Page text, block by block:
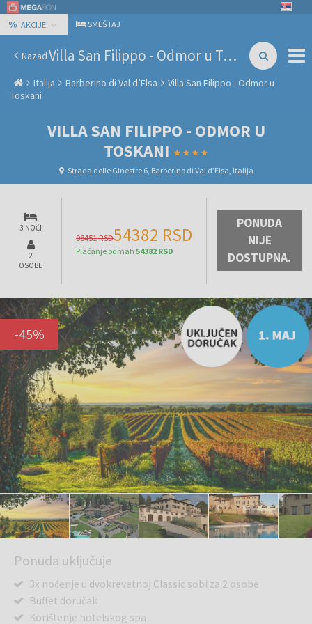
% AKCIJE SMEŠTAJ
Nazad Villa San Filippo - Odmor u Toskani
Italija Barberino di Val dʼElsa
Villa San Filippo - Odmor u
Toskani
VILLA SAN FILIPPO - ODMOR U
TOSKANI
Strada delle Ginestre 6, Barberino di Val dʼElsa, Italija
3 NOĆI
2
OSOBE
98451 RSD54382 RSD
Plaćanje odmah 54382 RSD
PONUDA
NIJE
DOSTUPNA.
-45%
Ponuda uključuje
3x noćenje u dvokrevetnoj Classic sobi za 2 osobe
Buffet doručak
Korištenje hotelskog spa